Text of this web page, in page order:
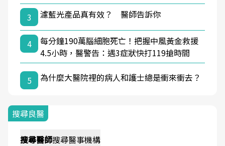
3
濾藍光產品真有效？ 醫師告訴你
4
每分鐘190萬腦細胞死亡！把握中風黃金救援
4.5小時，醫警告：遇3症狀快打119搶時間
5 為什麼大醫院裡的病人和護士總是衝來衝去？
搜尋良醫
搜尋醫師搜尋醫事機構